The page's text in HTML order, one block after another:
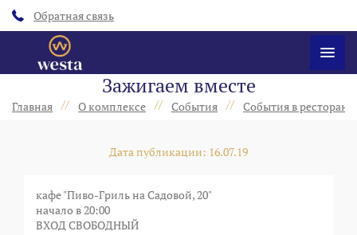
Обратная связь
Зажигаем вместе
Главная // О комплексе // События // События в
Дата публикации: 16.07.19
кафе "Пиво-Гриль на Садовой, 20"
начало в 20:00
ВХОД СВОБОДНЫЙ